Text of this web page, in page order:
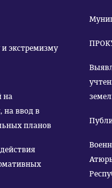
экстремизму
на
на ввод в
планов